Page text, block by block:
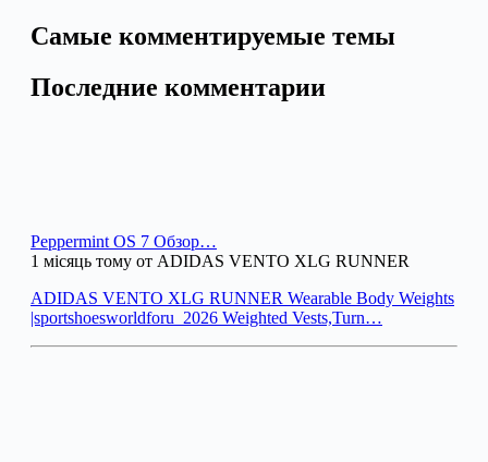
Самые комментируемые темы
Последние комментарии
Peppermint OS 7 Обзор…
1 місяць тому от ADIDAS VENTO XLG RUNNER
ADIDAS VENTO XLG RUNNER Wearable Body Weights
|sportshoesworldforu_2026 Weighted Vests,Turn…